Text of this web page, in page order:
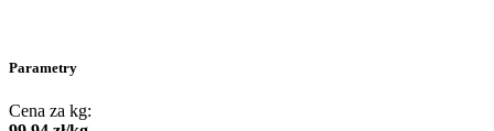
Parametry
Cena za kg: